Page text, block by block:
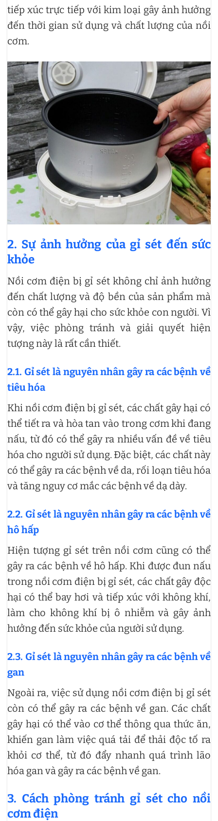
tiếp xúc trực tiếp với kim loại gây ảnh hưởng
đến thời gian sử dụng và chất lượng của nồi
cơm.
2. Sự ảnh hưởng của gỉ sét đến sức
khỏe
Nồi cơm điện bị gỉ sét không chỉ ảnh hưởng
đến chất lượng và độ bền của sản phẩm mà
còn có thể gây hại cho sức khỏe con người. Vì
vậy, việc phòng tránh và giải quyết hiện
tượng này là rất cần thiết.
2.1. Gỉ sét là nguyên nhân gây ra các bệnh về
tiêu hóa
Khi nồi cơm điện bị gỉ sét, các chất gây hại có
thể tiết ra và hòa tan vào trong cơm khi đang
nấu, từ đó có thể gây ra nhiều vấn đề về tiêu
hóa cho người sử dụng. Đặc biệt, các chất này
có thể gây ra các bệnh về da, rối loạn tiêu hóa
và tăng nguy cơ mắc các bệnh về dạ dày.
2.2. Gỉ sét là nguyên nhân gây ra các bệnh về
hô hấp
Hiện tượng gỉ sét trên nồi cơm cũng có thể
gây ra các bệnh về hô hấp. Khi được đun nấu
trong nồi cơm điện bị gỉ sét, các chất gây độc
hại có thể bay hơi và tiếp xúc với không khí,
làm cho không khí bị ô nhiễm và gây ảnh
hưởng đến sức khỏe của người sử dụng.
2.3. Gỉ sét là nguyên nhân gây ra các bệnh về
gan
Ngoài ra, việc sử dụng nồi cơm điện bị gỉ sét
còn có thể gây ra các bệnh về gan. Các chất
gây hại có thể vào cơ thể thông qua thức ăn,
khiến gan làm việc quá tải để thải độc tố ra
khỏi cơ thể, từ đó đẩy nhanh quá trình lão
hóa gan và gây ra các bệnh về gan.
3. Cách phòng tránh gỉ sét cho nồi
cơm điện